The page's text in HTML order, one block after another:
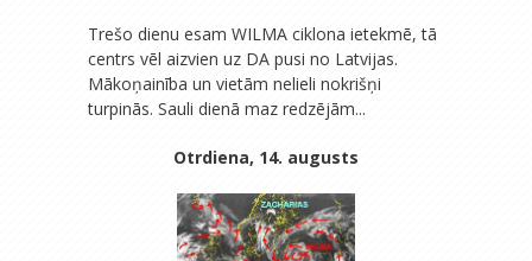
Trešo dienu esam WILMA ciklona ietekmē, tā
centrs vēl aizvien uz DA pusi no Latvijas.
Mākoņainība un vietām nelieli nokrišņi
turpinās. Sauli dienā maz redzējām...
Otrdiena, 14. augusts